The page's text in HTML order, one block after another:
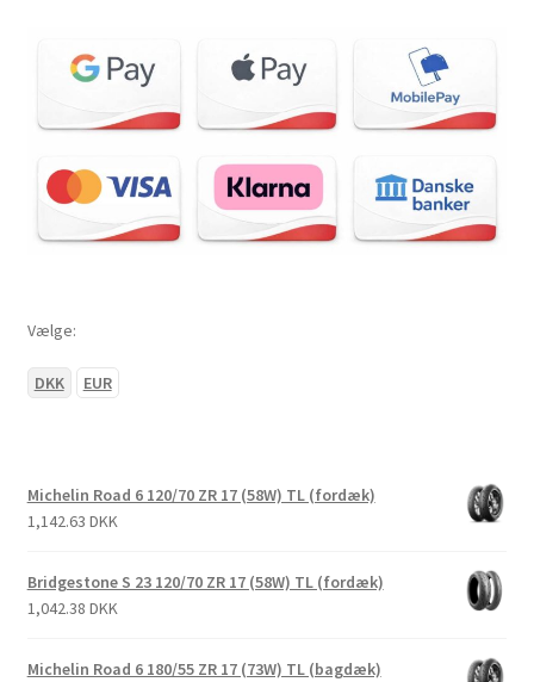
Vælge:
DKK EUR
Michelin Road 6 120/70 ZR 17 (58W) TL (fordæk)
1,142.63 DKK
Bridgestone S 23 120/70 ZR 17 (58W) TL (fordæk)
1,042.38 DKK
Michelin Road 6 180/55 ZR 17 (73W) TL (bagdæk)